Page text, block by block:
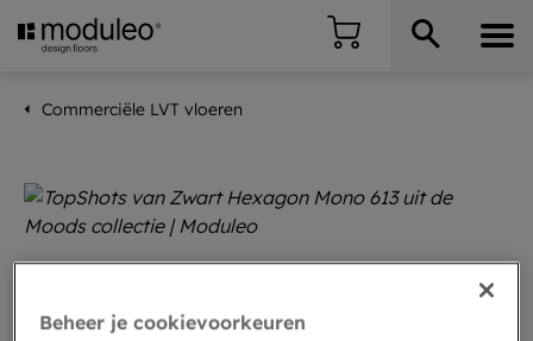
Commerciële LVT vloeren
Beheer je cookievoorkeuren